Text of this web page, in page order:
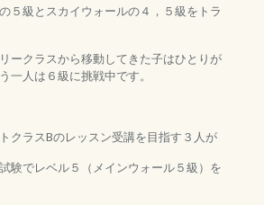
５級とスカイウォールの４，５級をトラ
ークラスから移動してきた子はひとりが
一人は６級に挑戦中です。
クラスBのレッスン受講を目指す３人が
験でレベル５（メインウォール５級）を